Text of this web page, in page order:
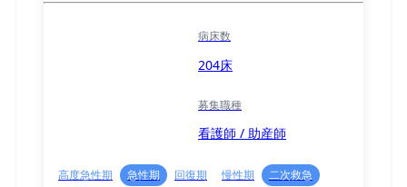
病床数
204床
募集職種
看護師 / 助産師
高度急性期 急性期 回復期 慢性期 二次救急